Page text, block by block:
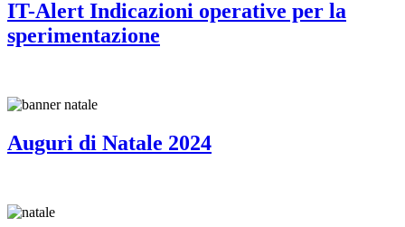
IT-Alert Indicazioni operative per la
sperimentazione
Auguri di Natale 2024